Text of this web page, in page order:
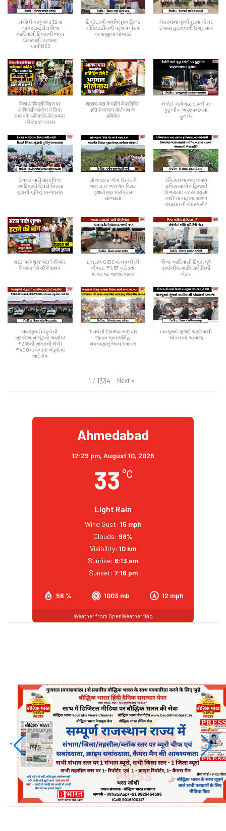
સંજેલી તાલુકામાં 32મા
આંતરરાષ્ટ્રીય વિશ્વ
આદિવાસી દિવસની ભવ્ય
ઉજવણી કરવામાં
આવી033
દિયોદરની નવનિયુક્ત ફિલ્ડ
મીડિયા ટીમની પ્રથમ બેઠક
અંબાજીમાં યોજાઈ
મેઘરજના પૃથ્વીપુરામાં ગૌચર
દબાણ હટાવવાની ઉગ્ર માંગ
विश्व आदिवासी दिवस पर
आदिवासी कांग्रेस ने लिया
समाज के अधिकारों और सम्मान
की रक्षा का संकल्प
श्रावण मास के महीने में प्रतिदिन
होते है भगवान भोलेनाथ के
अभिषेक
નેકોઈ ગામે વૃદ્ધ દંપતી પર
કુટુંબીક અણબનાવમાં
હુમલો
દેવગઢ બારીયામાં વિશ્વ
આદિવાસી દિવસે બિરસા
મુંડાની મૂર્તિનું અનાવરણ
સોનગઢમાં ‘એક પેડ માં કે
નામ ૩.૦' અંતર્ગત વિરાટ
વૃક્ષારોપણ કાર્યક્રમ
યોજાયો
રખિયાલના નવા તળાવ
ફળિયામાં બે મહિનાથી
ઉભરાયઇ ગટરમાણસો
નથી”ના બહાના પાછળ
પંચાયતની બેદરકારી?
अटल पार्क शुल्क हटाने की मांग,
विधायक को सौंपेंगे ज्ञापन
છત્રાલ GIDCમાં નકલી ઘી
કૌભાંડ: ₹1.67 કરોડનો
શંકાસ્પદ જથ્થો જપ્ત
વિશ્વ આદિવાસી દિવસ પૂર્વે
સંજેલીમાં શાંતિ સમિતિની
બેઠક
ધાનપુરમાં ખેડૂતોની
ખુલ્લેઆમ લૂંટનો આક્ષેપ!
₹266ની ખાતરની થેલી
₹400માં વેચાતાં ખેડૂતોમાં
ભારે રોષ
16 વર્ષની દેશસેવા બાદ વીર
જવાન પ્રતાપસિંહ
મકવાણાનું ભવ્ય સ્વાગત
ધાનપુરમાં ગૂંજશે આદિવાસી
એકતાનો અવાજ
1 / 1334 Next »
Ahmedabad
12:29 pm, August 10, 2026
33 °C
Light Rain
56 % 1003 mb 12 mph
Wind Gust: 15 mph
Clouds: 98%
Visibility: 10 km
Sunrise: 6:13 am
Sunset: 7:16 pm
Weather from OpenWeatherMap